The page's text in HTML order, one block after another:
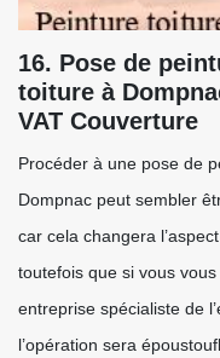
16. Pose de
toiture à
VAT Couverture
Procéder à une pose de
Dompnac peut sembler
car cela changera
toutefois que si vous
entreprise spécialiste de
l’opération sera